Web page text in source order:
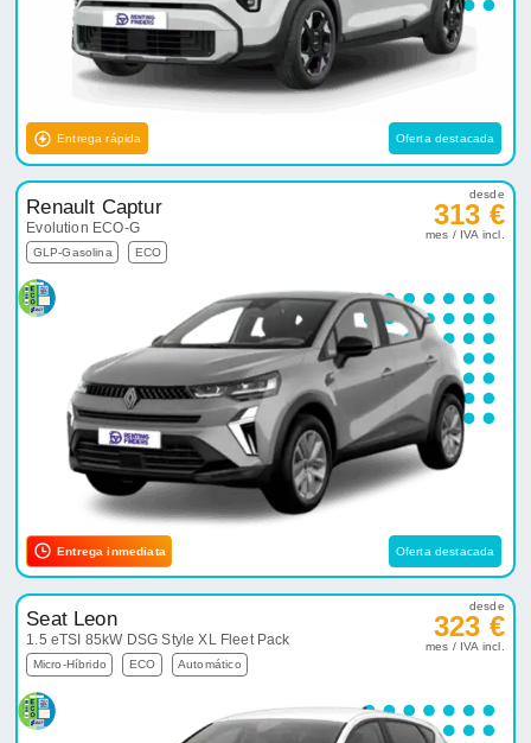
Entrega rápida Oferta destacada
Renault Captur
Evolution ECO-G
GLP-Gasolina ECO
desde
313 €
mes / IVA incl.
Entrega inmediata Oferta destacada
Seat Leon
1.5 eTSI 85kW DSG Style XL Fleet Pack
Micro-Híbrido ECO Automático
desde
323 €
mes / IVA incl.